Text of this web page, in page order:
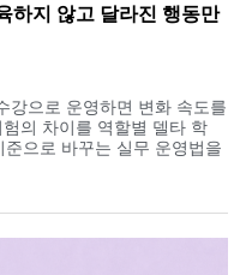
하지 않고 달라진 행동만
강으로 운영하면 변화 속도를
험의 차이를 역할별 델타 학
으로 바꾸는 실무 운영법을